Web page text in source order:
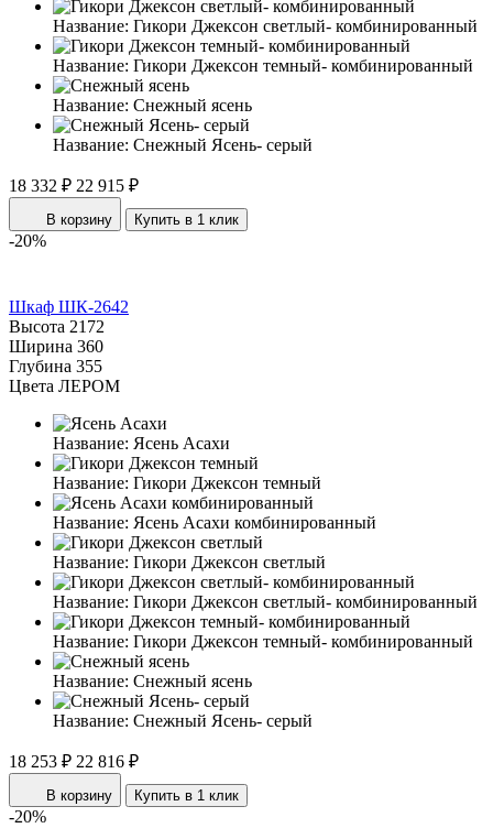
Название: Гикори Джексон светлый- комбинированный
Название: Гикори Джексон темный- комбинированный
Название: Снежный ясень
Название: Снежный Ясень- серый
18 332 ₽ 22 915 ₽
В корзину Купить в 1 клик
-20%
Шкаф ШК-2642
Высота 2172
Ширина 360
Глубина 355
Цвета ЛЕРОМ
Название: Ясень Асахи
Название: Гикори Джексон темный
Название: Ясень Асахи комбинированный
Название: Гикори Джексон светлый
Название: Гикори Джексон светлый- комбинированный
Название: Гикори Джексон темный- комбинированный
Название: Снежный ясень
Название: Снежный Ясень- серый
18 253 ₽ 22 816 ₽
В корзину Купить в 1 клик
-20%